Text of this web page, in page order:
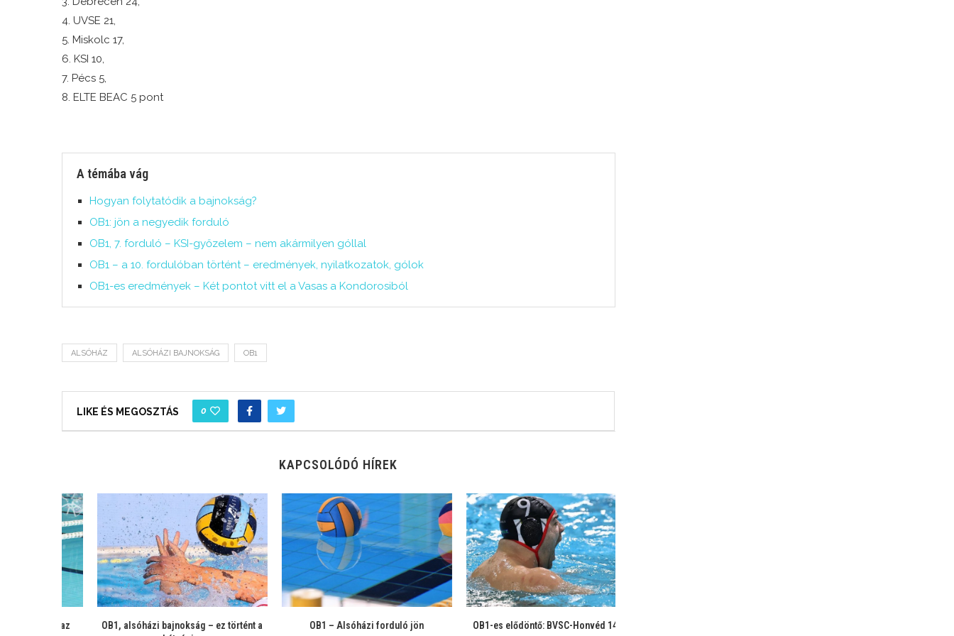
4. UVSE 21,
5. Miskolc 17,
6. KSI 10,
7. Pécs 5,
8. ELTE BEAC 5 pont
A témába vág
Hogyan folytatódik a bajnokság?
OB1: jön a negyedik forduló
OB1, 7. forduló – KSI-győzelem – nem akármilyen góllal
OB1 – a 10. fordulóban történt – eredmények, nyilatkozatok, gólok
OB1-es eredmények – Két pontot vitt el a Vasas a Kondorosiból
ALSÓHÁZ ALSÓHÁZI BAJNOKSÁG OB1
LIKE ÉS MEGOSZTÁS 0
KAPCSOLÓDÓ HÍREK
OB1, alsóházi bajnokság – ez történt a
OB1 – Alsóházi forduló jön OB1-es elődöntő: BVSC-Honvéd 14:15